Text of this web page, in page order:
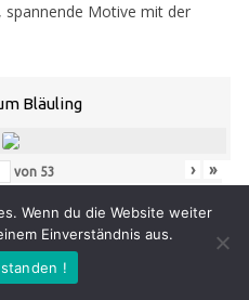
Motive mit der
Bläuling
von 53 › »
19.00 Uhr
Mo. – Do. 8.30 – 16.00 Uhr,
Wenn du die Website weiter
Einverständnis aus.
!